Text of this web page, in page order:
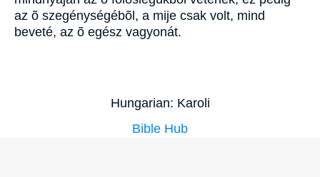
az õ szegénységébõl, a mije csak volt, mind
beveté, az õ egész vagyonát.
Hungarian: Karoli
Bible Hub